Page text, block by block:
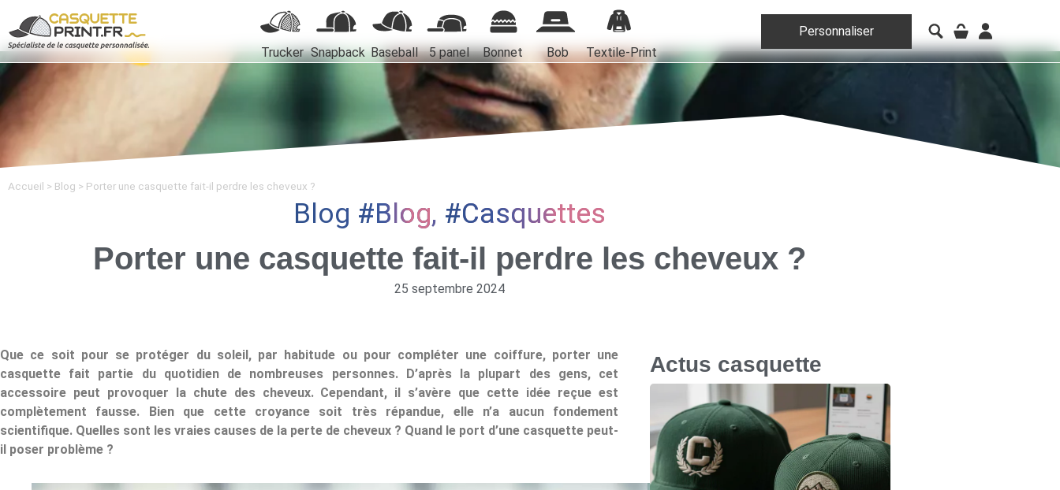
Trucker Snapback Baseball 5 panel Bonnet Bob Textile-Print
Personnaliser
Accueil > Blog > Porter une casquette fait-il perdre les cheveux ?
Blog Blog, Casquettes
Porter une casquette fait-il perdre les cheveux ?
25 septembre 2024
Que ce soit pour se protéger du soleil, par habitude ou pour compléter une coiffure, porter une
casquette fait partie du quotidien de nombreuses personnes. D’après la plupart des gens, cet
accessoire peut provoquer la chute des cheveux. Cependant, il s’avère que cette idée reçue est
complètement fausse. Bien que cette croyance soit très répandue, elle n’a aucun fondement
scientifique. Quelles sont les vraies causes de la perte de cheveux ? Quand le port d’une casquette peut-
il poser problème ?
Actus casquette